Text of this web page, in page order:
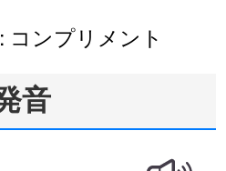
: コンプリメント
音